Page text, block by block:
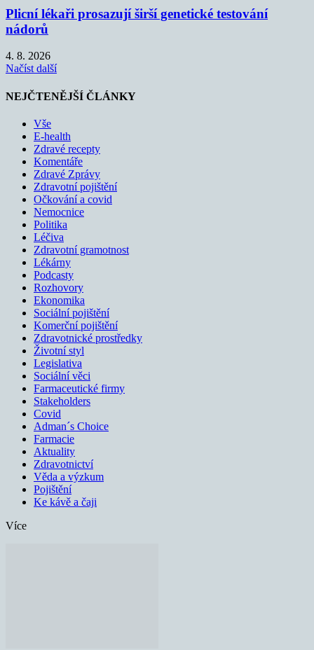
Plicní lékaři prosazují širší genetické testování
nádorů
4. 8. 2026
Načíst další
NEJČTENĚJŠÍ ČLÁNKY
Vše
E-health
Zdravé recepty
Komentáře
Zdravé Zprávy
Zdravotní pojištění
Očkování a covid
Nemocnice
Politika
Léčiva
Zdravotní gramotnost
Lékárny
Podcasty
Rozhovory
Ekonomika
Sociální pojištění
Komerční pojištění
Zdravotnické prostředky
Životní styl
Legislativa
Sociální věci
Farmaceutické firmy
Stakeholders
Covid
Adman´s Choice
Farmacie
Aktuality
Zdravotnictví
Věda a výzkum
Pojištění
Ke kávě a čaji
Více